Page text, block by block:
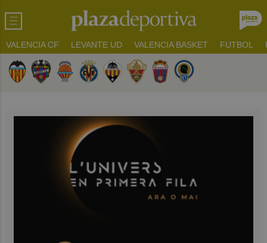
VALENCIA CF LEVANTE UD VALENCIA BASKET FUTBOL